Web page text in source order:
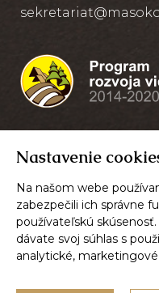
Nastavenie
Na našom webe
zabezpečili ich správne
používateľskú
dávate svoj súhlas s
analytické, marketingové